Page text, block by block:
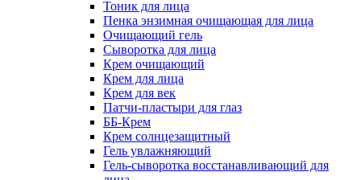
Тоник для лица
Пенка энзимная очищающая для лица
Очищающий гель
Сыворотка для лица
Крем очищающий
Крем для лица
Крем для век
Патчи-пластыри для глаз
ББ-Крем
Крем солнцезащитный
Гель увлажняющий
Гель-сыворотка восстанавливающий для